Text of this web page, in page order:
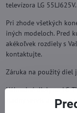
televízora LG 55LJ625V.
Pri zhode všetkých
iných modeloch. Pred
akékoľvek rozdiely s
kontaktujte.
Záruka na použitý diel
Náhradné diely na LG
žiadny servis ani